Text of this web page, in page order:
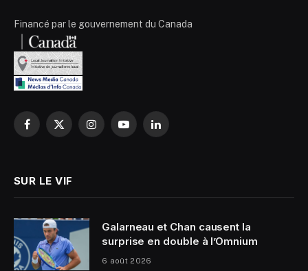
Financé par le gouvernement du Canada
Facebook
X
InstagramYouTubeLinkedIn
SUR LE VIF
Galarneau et Chan causent la
surprise en double à l’Omnium
6 août 2026